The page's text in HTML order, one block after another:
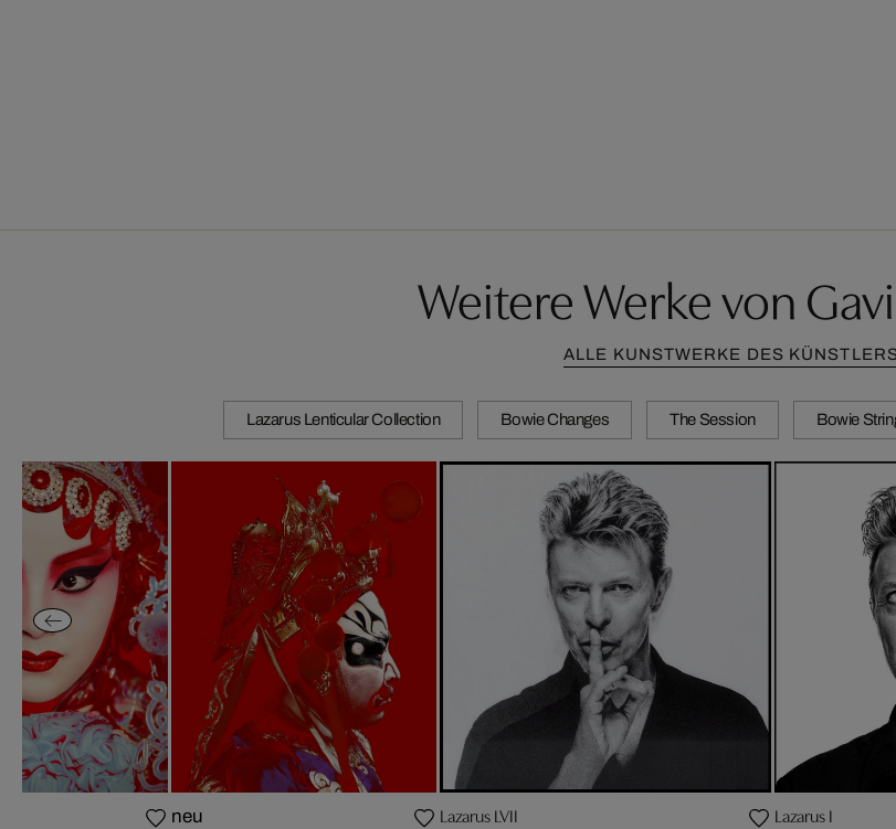
Weitere Werke von
ALLE KUNSTWERKE DES
Lazarus Lenticular Collection Bowie Changes The Session Bowie
neu Lazarus LVII Lazarus I